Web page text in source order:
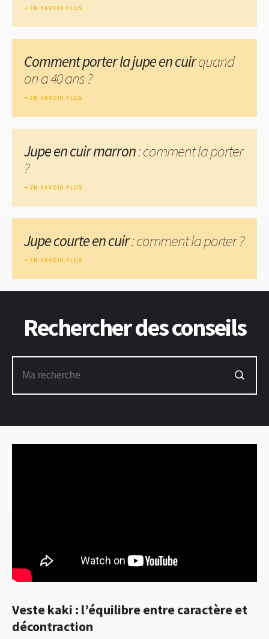
Veste kaki : l’équilibre entre caractère et
décontraction
EN SAVOIR PLUS
Comment porter la jupe en cuirquand
on a 40 ans ?
EN SAVOIR PLUS
Jupe en cuir marron: comment la porter
?
EN SAVOIR PLUS
Jupe courte en cuir: comment la porter ?
EN SAVOIR PLUS
Rechercher des conseils